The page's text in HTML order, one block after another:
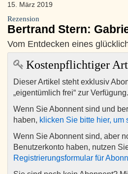
15. März 2019
Rezension
Bertrand Stern:
Vom Entdecken eines
Kostenpflichtiger
Dieser Artikel steht exklusiv
„eigentümlich frei“ zur Verfügung.
Wenn Sie Abonnent sind und
haben, klicken Sie bitte hier, um
Wenn Sie Abonnent sind, aber
Benutzerkonto haben, nutzen
Registrierungsformular für